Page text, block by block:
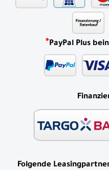
*PayPal Plus
Folgende